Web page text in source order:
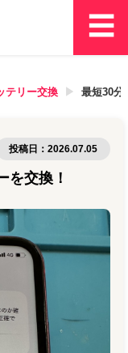
テリー交換 最短30分
を交換！
投稿日： 2026.07.05